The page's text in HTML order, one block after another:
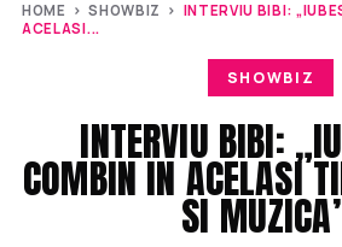
HOME ›SHOWBIZ › INTERVIU BIBI:
ACELASI...
SHOWBIZ
INTERVIU BIBI:
COMBIN IN ACELASI
SI